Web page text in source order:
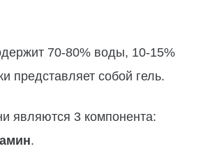
70-80% воды, 10-15%
представляет собой гель.
являются 3 компонента:
.